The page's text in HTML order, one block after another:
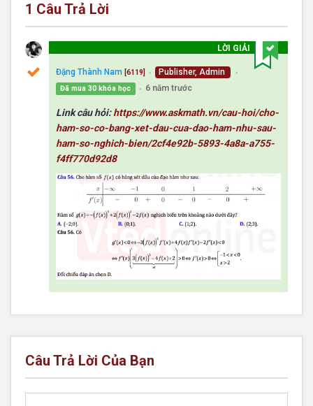
1 Câu Trả Lời
LỜI GIẢI
Đặng Thành Nam [6119] ● Publisher, Admin ●
Đã mua 30 khóa học ● 6 năm trước
Link câu hỏi:https://www.askmath.vn/cau-hoi/cho-
ham-so-co-bang-xet-dau-cua-dao-ham-nhu-sau-
ham-so-nghich-bien/2cf4e92b-5893-4a8a-a755-
f4ff770d92d8
Câu Trả Lời Của Bạn